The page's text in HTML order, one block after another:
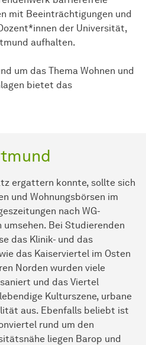
mit Beeinträchtigungen und
der Universität,
aufhalten.
um das Thema Wohnen und
bietet das
ergattern konnte, sollte sich
und Wohnungsbörsen im
nach WG-
umsehen. Bei Studierenden
das Klinik- und das
das Kaiserviertel im Osten
Norden wurden viele
und das Viertel
Kulturszene, urbane
aus. Ebenfalls beliebt ist
rund um den
liegen Barop und